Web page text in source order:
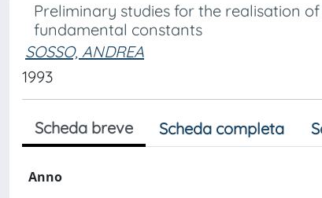
Preliminary studies for the realisation
fundamental constants
SOSSO, ANDREA
1993
Scheda breve Scheda completa
Anno